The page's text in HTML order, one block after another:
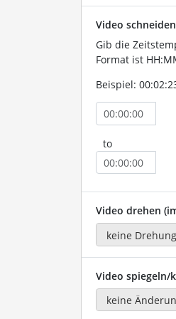
Video
Gib die
Format ist
Beispiel:
to
Video drehen
Video spiegeln/